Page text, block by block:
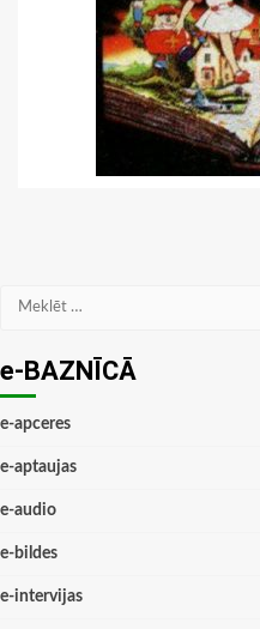
Meklēt:
e-BAZNĪCĀ
e-apceres
e-aptaujas
e-audio
e-bildes
e-intervijas